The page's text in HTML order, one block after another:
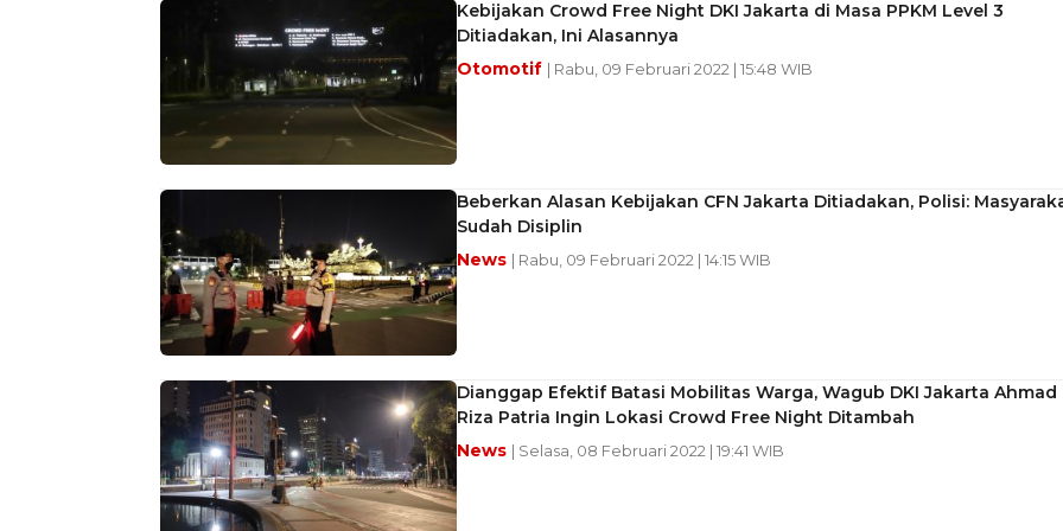
Kebijakan Crowd Free Night DKI Jakarta di Masa PPKM Level 3
Ditiadakan, Ini Alasannya
Otomotif | Rabu, 09 Februari 2022 | 15:48 WIB
Beberkan Alasan Kebijakan CFN Jakarta Ditiadakan, Polisi:
Sudah Disiplin
News | Rabu, 09 Februari 2022 | 14:15 WIB
Dianggap Efektif Batasi Mobilitas Warga, Wagub DKI Jakarta Ahmad
Riza Patria Ingin Lokasi Crowd Free Night Ditambah
News | Selasa, 08 Februari 2022 | 19:41 WIB